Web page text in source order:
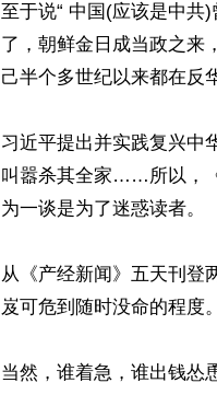
至于说“ 中国(应该是中共
了，朝鲜金日成当政之来
己半个多世纪以来都在反
习近平提出并实践复兴中
叫嚣杀其全家……所以，
为一谈是为了迷惑读者。
从《产经新闻》五天刊登
岌可危到随时没命的程度。
当然，谁着急，谁出钱怂